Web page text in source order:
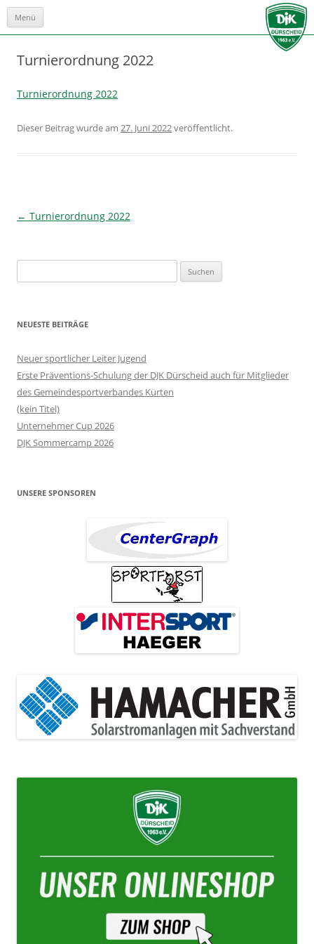
Menü
Zum
Turnierordnung 2022
Turnierordnung 2022
Dieser Beitrag wurdeam 27. Juni 2022veröffentlicht.
Beitrags-
← Turnierordnung 2022
nach:
NEUESTE BEITRÄGE
Neuer sportlicher Leiter Jugend
Erste Präventions-Schulung der DJK Dürscheid auch für Mitglieder
des Gemeindesportverbandes Kürten
(kein Titel)
Unternehmer Cup 2026
DJK Sommercamp 2026
UNSERE SPONSOREN